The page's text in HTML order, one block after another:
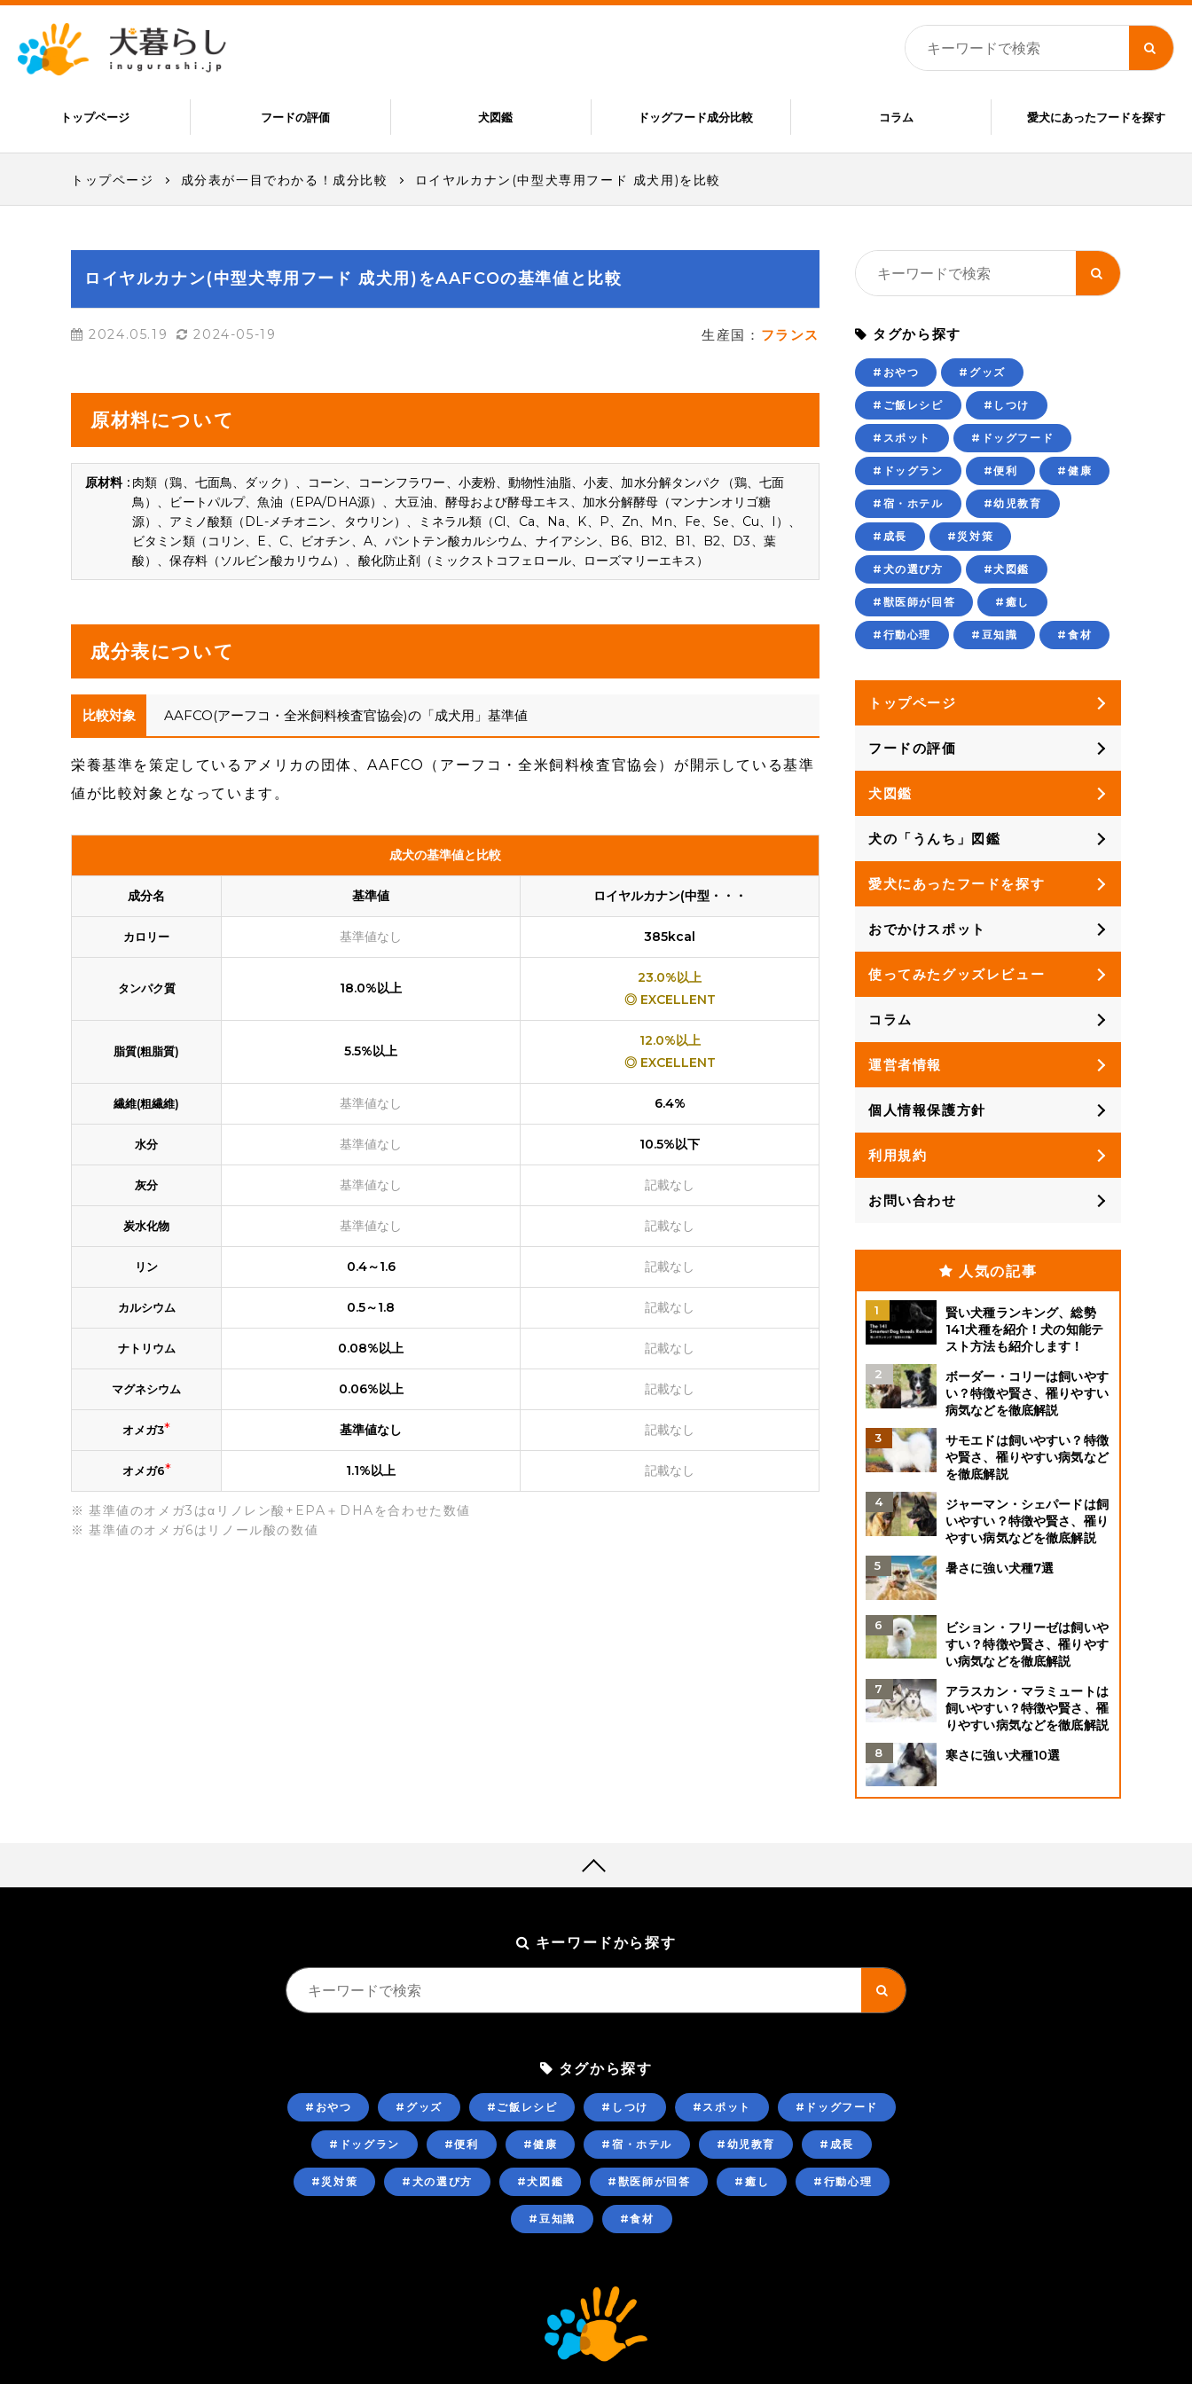
トップページ フードの評価 犬図鑑 ドッグフード成分比較 コラム 愛犬にあったフードを探す
トップページ 成分表が一目でわかる！成分比較 ロイヤルカナン(中型犬専用フード 成犬用)を比較
ロイヤルカナン(中型犬専用フード 成犬用)をAAFCOの基準値と比較
2024.05.19 2024-05-19 生産国： フランス
原材料について
肉類（鶏、七面鳥、ダック）、コーン、コーンフラワー、小麦粉、動物性油脂、小麦、加水分解タンパク（鶏、七面
鳥）、ビートパルプ、魚油（EPA/DHA源）、大豆油、酵母および酵母エキス、加水分解酵母（マンナンオリゴ糖
源）、アミノ酸類（DL-メチオニン、タウリン）、ミネラル類（Cl、Ca、Na、K、P、Zn、Mn、Fe、Se、Cu、I）、
ビタミン類（コリン、E、C、ビオチン、A、パントテン酸カルシウム、ナイアシン、B6、B12、B1、B2、D3、葉
酸）、保存料（ソルビン酸カリウム）、酸化防止剤（ミックストコフェロール、ローズマリーエキス）
成分表について
比較対象 AAFCO(アーフコ・全米飼料検査官協会)の「成犬用」基準値
栄養基準を策定しているアメリカの団体、AAFCO（アーフコ・全米飼料検査官協会）が開示している基準
値が比較対象となっています。
成犬の基準値と比較
成分名 基準値 ロイヤルカナン(中型・・・
カロリー 基準値なし 385kcal
タンパク質 18.0%以上
23.0%以上
◎ EXCELLENT
脂質(粗脂質) 5.5%以上
12.0%以上
◎ EXCELLENT
繊維(粗繊維) 基準値なし 6.4%
水分 基準値なし 10.5%以下
灰分 基準値なし 記載なし
炭水化物 基準値なし 記載なし
リン 0.4～1.6 記載なし
カルシウム 0.5～1.8 記載なし
ナトリウム 0.08%以上 記載なし
マグネシウム 0.06%以上 記載なし
オメガ3* 基準値なし 記載なし
オメガ6* 1.1%以上 記載なし
基準値のオメガ3はαリノレン酸+EPA＋DHAを合わせた数値
基準値のオメガ6はリノール酸の数値
タグから探す
#おやつ #グッズ
#ご飯レシピ #しつけ
#スポット #ドッグフード
#ドッグラン #便利 #健康
#宿・ホテル #幼児教育
#成長 #災対策
#犬の選び方 #犬図鑑
#獣医師が回答 #癒し
#行動心理 #豆知識 #食材
トップページ
フードの評価
犬図鑑
犬の「うんち」図鑑
愛犬にあったフードを探す
おでかけスポット
使ってみたグッズレビュー
コラム
運営者情報
個人情報保護方針
利用規約
お問い合わせ
人気の記事
賢い犬種ランキング、総勢
141犬種を紹介！犬の知能テ
スト方法も紹介します！
ボーダー・コリーは飼いやす
い？特徴や賢さ、罹りやすい
病気などを徹底解説
サモエドは飼いやすい？特徴
や賢さ、罹りやすい病気など
を徹底解説
ジャーマン・シェパードは飼
いやすい？特徴や賢さ、罹り
やすい病気などを徹底解説
暑さに強い犬種7選
ビション・フリーゼは飼いや
すい？特徴や賢さ、罹りやす
い病気などを徹底解説
アラスカン・マラミュートは
飼いやすい？特徴や賢さ、罹
りやすい病気などを徹底解説
寒さに強い犬種10選
キーワードから探す
タグから探す
#おやつ #グッズ #ご飯レシピ #しつけ #スポット #ドッグフード
#ドッグラン #便利 #健康 #宿・ホテル #幼児教育 #成長
#災対策 #犬の選び方 #犬図鑑 #獣医師が回答 #癒し #行動心理
#豆知識 #食材